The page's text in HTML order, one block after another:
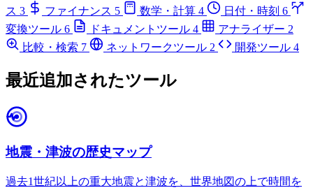
ス 3 ファイナンス 5 数学・計算 4 日付・時刻 6
変換ツール 6 ドキュメントツール 4 アナライザー 2
比較・検索 7 ネットワークツール 2 開発ツール 4
最近追加されたツール
地震・津波の歴史マップ
過去1世紀以上の重大地震と津波を、世界地図の上で時間を